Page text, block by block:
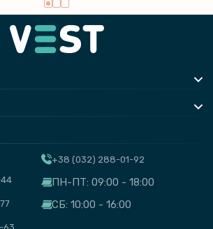
63
+38 (032) 288-01-92
ПН-ПТ: 09:00 - 18:00
СБ: 10:00 - 16:00